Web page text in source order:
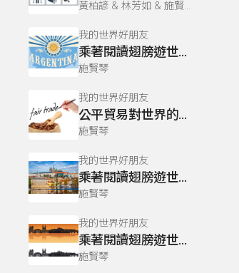
黃柏諺 & 林芳如 & 施賢琴
我的世界好朋友
乘著閱讀翅膀遊世界～桃園外社國小（下）
施賢琴
我的世界好朋友
公平貿易對世界的影響
施賢琴
我的世界好朋友
乘著閱讀翅膀遊世界～長坑國小（下）
施賢琴
我的世界好朋友
乘著閱讀翅膀遊世界～長坑國小（上）
施賢琴